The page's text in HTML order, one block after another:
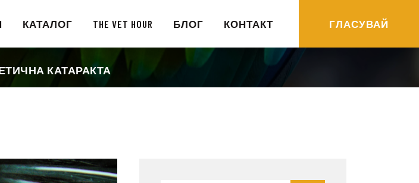
КАТАЛОГ THE VET HOUR БЛОГ КОНТАКТ ГЛАСУВАЙ
КАТАРАКТА